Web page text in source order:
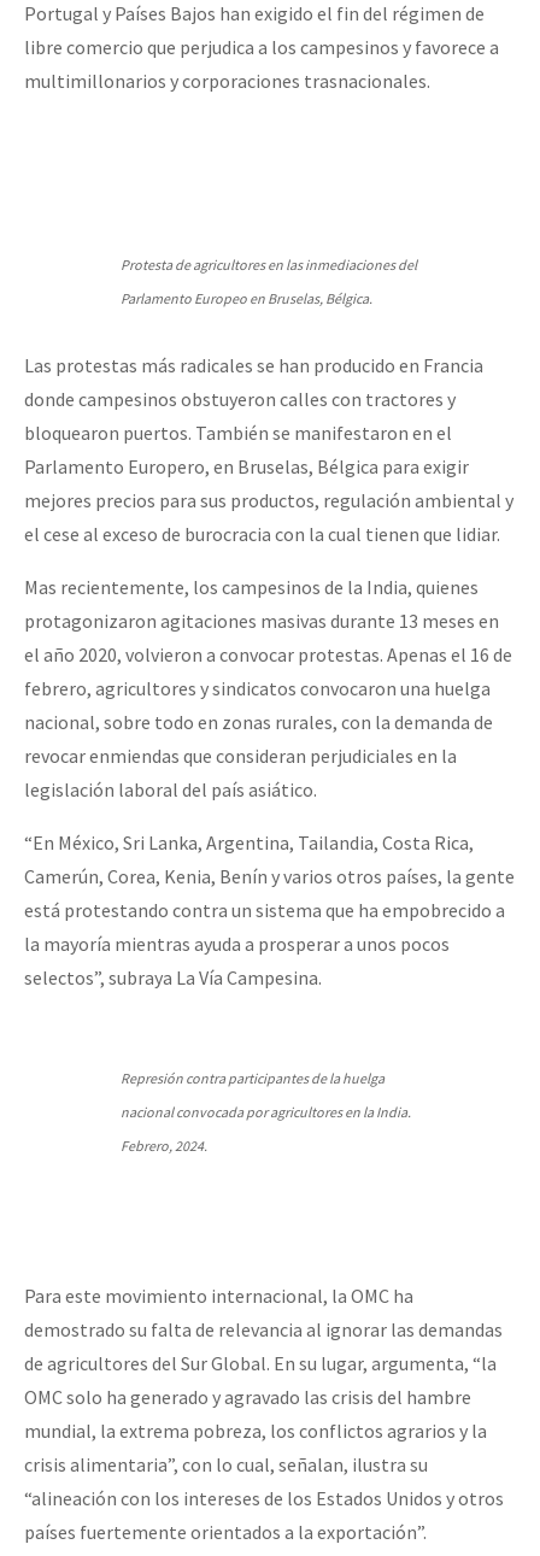
Portugal y Países Bajos han exigido el fin del régimen de
libre comercio que perjudica a los campesinos y favorece a
multimillonarios y corporaciones trasnacionales.
Protesta de agricultores en las inmediaciones del
Parlamento Europeo en Bruselas, Bélgica.
Las protestas más radicales se han producido en Francia
donde campesinos obstuyeron calles con tractores y
bloquearon puertos. También se manifestaron en el
Parlamento Europero, en Bruselas, Bélgica para exigir
mejores precios para sus productos, regulación ambiental y
el cese al exceso de burocracia con la cual tienen que lidiar.
Mas recientemente, los campesinos de la India, quienes
protagonizaron agitaciones masivas durante 13 meses en
el año 2020, volvieron a convocar protestas. Apenas el 16 de
febrero, agricultores y sindicatos convocaron una huelga
nacional, sobre todo en zonas rurales, con la demanda de
revocar enmiendas que consideran perjudiciales en la
legislación laboral del país asiático.
“En México, Sri Lanka, Argentina, Tailandia, Costa Rica,
Camerún, Corea, Kenia, Benín y varios otros países, la gente
está protestando contra un sistema que ha empobrecido a
la mayoría mientras ayuda a prosperar a unos pocos
selectos”, subraya La Vía Campesina.
Represión contra participantes de la huelga
nacional convocada por agricultores en la India.
Febrero, 2024.
Para este movimiento internacional, la OMC ha
demostrado su falta de relevancia al ignorar las demandas
de agricultores del Sur Global. En su lugar, argumenta, “la
OMC solo ha generado y agravado las crisis del hambre
mundial, la extrema pobreza, los conflictos agrarios y la
crisis alimentaria”, con lo cual, señalan, ilustra su
“alineación con los intereses de los Estados Unidos y otros
países fuertemente orientados a la exportación”.